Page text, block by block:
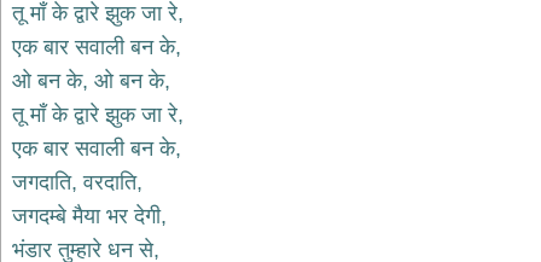
रानी
दादी
भजन
sati
bhajans
बावा
लाल
तू माँ के द्वारे झुक जा रे,
एक बार सवाली बन के,
ओ बन के, ओ बन के,
तू माँ के द्वारे झुक जा रे,
एक बार सवाली बन के,
जगदाति, वरदाति,
जगदम्बे मैया भर देगी,
भंडार तुम्हारे धन से,